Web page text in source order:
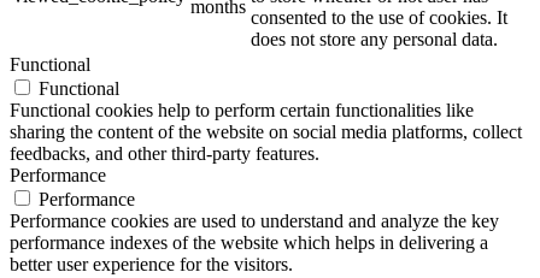
months
consented to the use of cookies. It
does not store any personal data.
Functional
Functional
Functional cookies help to perform certain functionalities like
sharing the content of the website on social media platforms, collect
feedbacks, and other third-party features.
Performance
Performance
Performance cookies are used to understand and analyze the key
performance indexes of the website which helps in delivering a
better user experience for the visitors.